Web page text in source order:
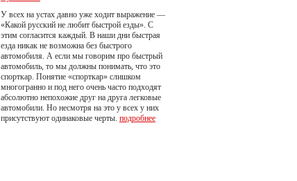
У всех на устах давно уже ходит выражение —
«Какой русский не любит быстрой езды». С
этим согласится каждый. В наши дни быстрая
езда никак не возможна без быстрого
автомобиля. А если мы говорим про быстрый
автомобиль, то мы должны понимать, что это
спорткар. Понятие «спорткар» слишком
многогранно и под него очень часто подходят
абсолютно непохожие друг на друга легковые
автомобили. Но несмотря на это у всех у них
присутствуют одинаковые черты. подробнее